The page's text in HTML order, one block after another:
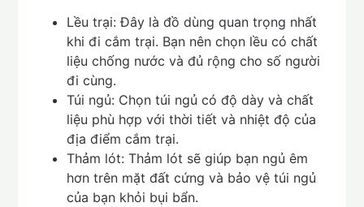
Lều trại: Đây là đồ dùng quan trọng nhất
khi đi cắm trại. Bạn nên chọn lều có chất
liệu chống nước và đủ rộng cho số người
đi cùng.
Túi ngủ: Chọn túi ngủ có độ dày và chất
liệu phù hợp với thời tiết và nhiệt độ của
địa điểm cắm trại.
Thảm lót: Thảm lót sẽ giúp bạn ngủ êm
hơn trên mặt đất cứng và bảo vệ túi ngủ
của bạn khỏi bụi bẩn.